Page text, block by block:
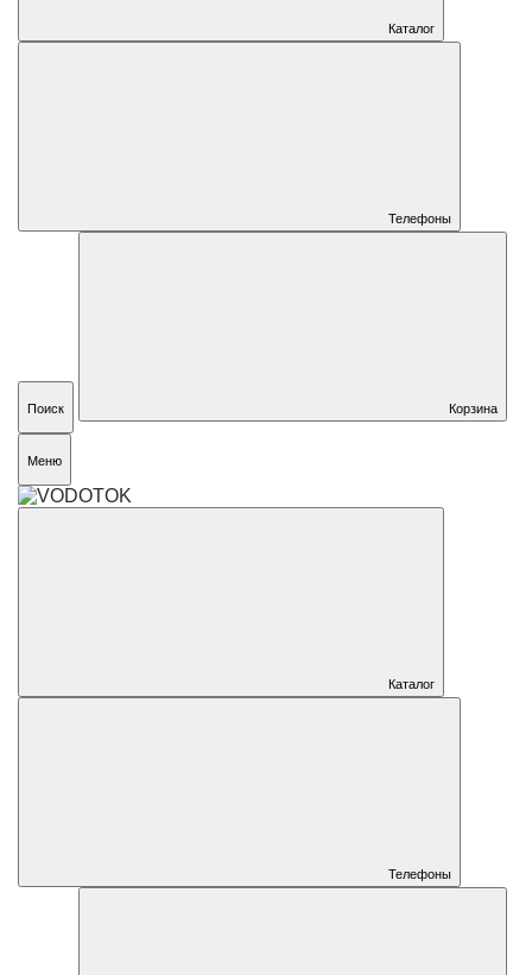
Каталог
Телефоны
Поиск Корзина
Меню
Каталог
Телефоны